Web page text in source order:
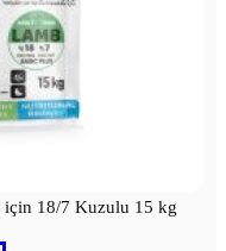
için 18/7 Kuzulu 15 kg